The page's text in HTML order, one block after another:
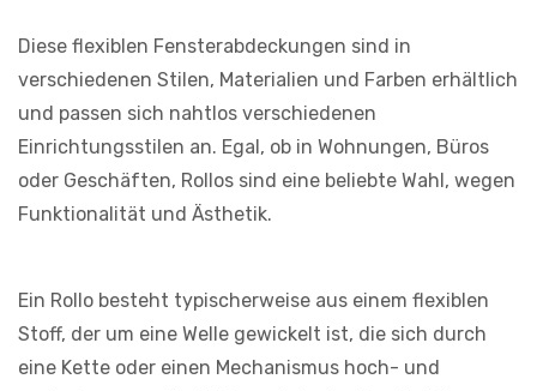
Diese flexiblen Fensterabdeckungen sind in
verschiedenen Stilen, Materialien und Farben erhältlich
und passen sich nahtlos verschiedenen
Einrichtungsstilen an. Egal, ob in Wohnungen, Büros
oder Geschäften, Rollos sind eine beliebte Wahl, wegen
Funktionalität und Ästhetik.
Ein Rollo besteht typischerweise aus einem flexiblen
Stoff, der um eine Welle gewickelt ist, die sich durch
eine Kette oder einen Mechanismus hoch- und